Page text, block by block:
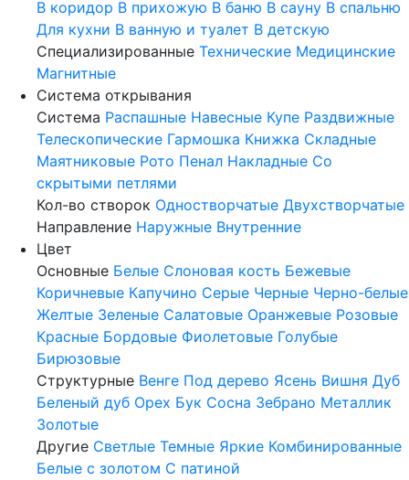
В коридор В прихожую В баню В сауну В спальню
Для кухни В ванную и туалет В детскую
Специализированные Технические Медицинские
Магнитные
Система открывания
Система Распашные Навесные Купе Раздвижные
Телескопические Гармошка Книжка Складные
Маятниковые Рото Пенал Накладные Со
скрытыми петлями
Кол-во створок Одностворчатые Двухстворчатые
Направление Наружные Внутренние
Цвет
Основные Белые Слоновая кость Бежевые
Коричневые Капучино Серые Черные Черно-белые
Желтые Зеленые Салатовые Оранжевые Розовые
Красные Бордовые Фиолетовые Голубые
Бирюзовые
Структурные Венге Под дерево Ясень Вишня Дуб
Беленый дуб Орех Бук Сосна Зебрано Металлик
Золотые
Другие Светлые Темные Яркие Комбинированные
Белые с золотом С патиной